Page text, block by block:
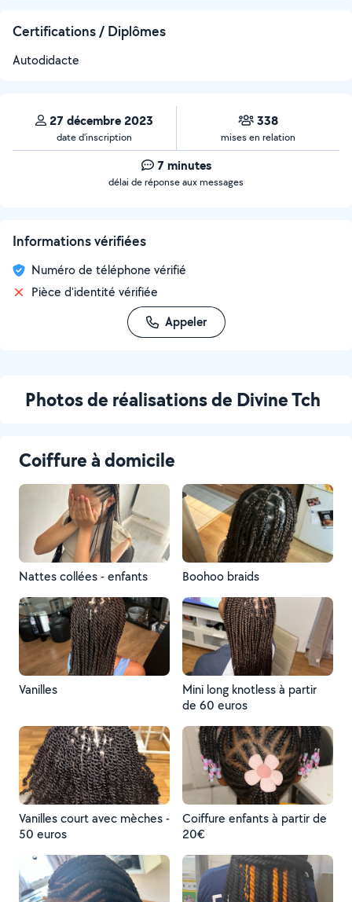
Certifications / Diplômes
Autodidacte
27 décembre 2023
date d’inscription
338
mises en relation
7 minutes
délai de réponse aux messages
Informations vérifiées
Numéro de téléphone vérifié
Pièce d'identité vérifiée
Appeler
Photos de réalisations de Divine Tch
Coiffure à domicile
Nattes collées - enfants Boohoo braids
Vanilles
Mini long knotless à partir
de 60 euros
Vanilles court avec mèches -
50 euros
Coiffure enfants à partir de
20€